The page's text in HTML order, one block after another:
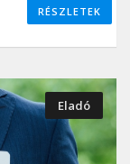
RÉSZLETEK
Eladó